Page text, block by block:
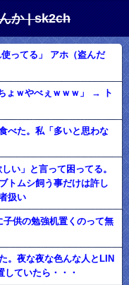
か | sk2ch
ってる」 アホ（盗んだ
ょｗやべぇｗｗｗ」 → ト
べた。私「多いと思わな
い」と言って困ってる。
トムシ飼う事だけは許し
扱い
供の勉強机置くのって無
。夜な夜な色んな人とLIN
していたら・・・